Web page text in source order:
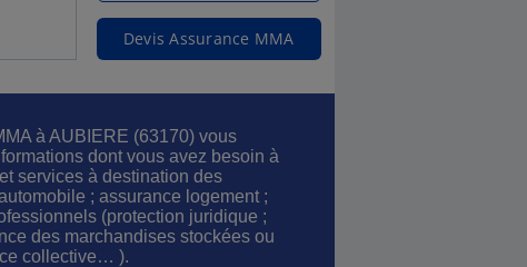
Devis Assurance MMA
à AUBIERE (63170) vous
dont vous avez besoin à
services à destination des
; assurance logement ;
(protection juridique ;
des marchandises stockées ou
collective… ).